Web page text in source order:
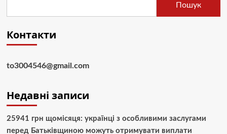
Пошук
Контакти
to3004546@gmail.com
Недавні записи
25941 грн щомісяця: українці з особливими заслугами
перед Батьківщиною можуть отримувати виплати